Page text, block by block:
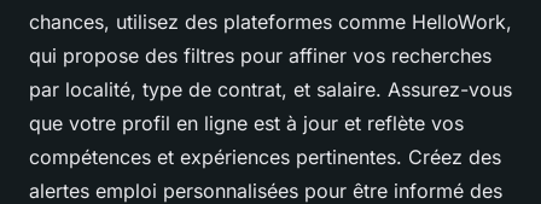
chances, utilisez des plateformes comme HelloWork,
qui propose des filtres pour affiner vos recherches
par localité, type de contrat, et salaire. Assurez-vous
que votre profil en ligne est à jour et reflète vos
compétences et expériences pertinentes. Créez des
alertes emploi personnalisées pour être informé des